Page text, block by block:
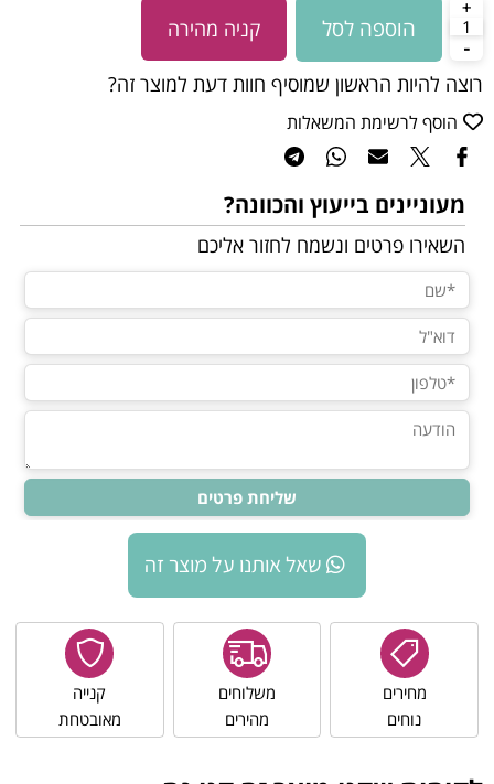
הוספה לסל קניה מהירה
רוצה להיות הראשון שמוסיף חוות דעת למוצר זה?
הוסף לרשימת המשאלות
מעוניינים בייעוץ והכוונה?
השאירו פרטים ונשמח לחזור אליכם
שאל אותנו על מוצר זה
מחירים
נוחים
משלוחים
מהירים
קנייה
מאובטחת